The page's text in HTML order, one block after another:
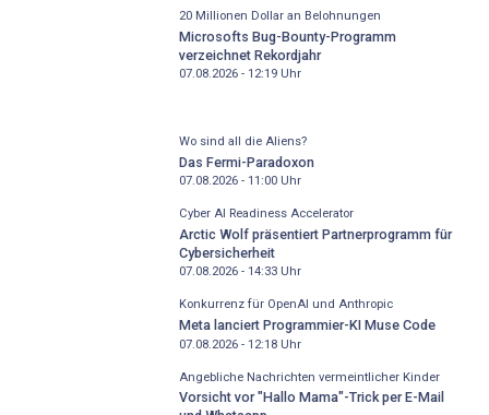
20 Millionen Dollar an Belohnungen
Microsofts Bug-Bounty-Programm
verzeichnet Rekordjahr
07.08.2026 - 12:19Uhr
Wo sind all die Aliens?
Das Fermi-Paradoxon
07.08.2026 - 11:00Uhr
Cyber AI Readiness Accelerator
Arctic Wolf präsentiert Partnerprogramm für
Cybersicherheit
07.08.2026 - 14:33Uhr
Konkurrenz für OpenAI und Anthropic
Meta lanciert Programmier-KI Muse Code
07.08.2026 - 12:18Uhr
Angebliche Nachrichten vermeintlicher Kinder
Vorsicht vor "Hallo Mama"-Trick per E-Mail